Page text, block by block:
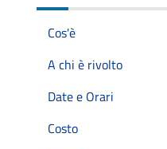
Cos'è
A chi è rivolto
Date e Orari
Costo